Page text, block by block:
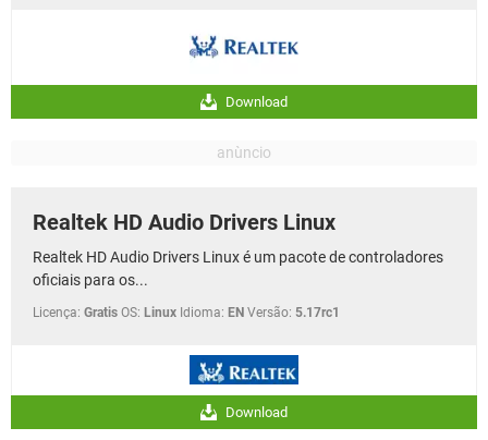
Download
Realtek HD Audio Drivers Linux
Realtek HD Audio Drivers Linux é um pacote de controladores
oficiais para os...
Licença: Gratis OS: Linux Idioma: EN Versão: 5.17rc1
Download